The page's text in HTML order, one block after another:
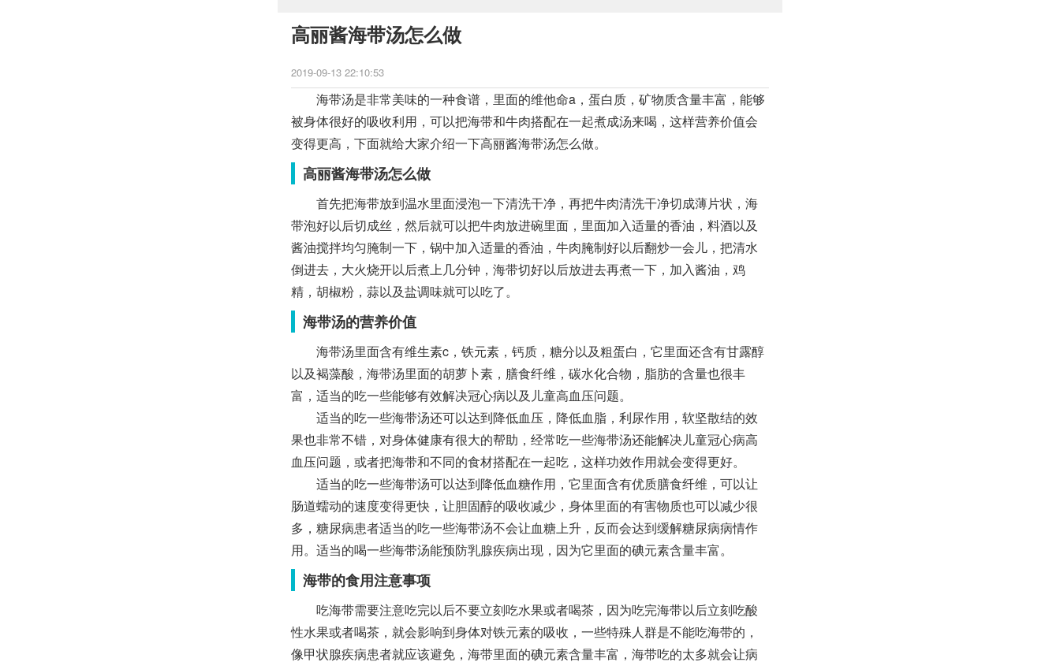
高丽酱海带汤怎么做
2019-09-13 22:10:53
海带汤是非常美味的一种食谱，里面的维他命a，蛋白质，矿物质含量丰富，能够
被身体很好的吸收利用，可以把海带和牛肉搭配在一起煮成汤来喝，这样营养价值会
变得更高，下面就给大家介绍一下高丽酱海带汤怎么做。
高丽酱海带汤怎么做
首先把海带放到温水里面浸泡一下清洗干净，再把牛肉清洗干净切成薄片状，海
带泡好以后切成丝，然后就可以把牛肉放进碗里面，里面加入适量的香油，料酒以及
酱油搅拌均匀腌制一下，锅中加入适量的香油，牛肉腌制好以后翻炒一会儿，把清水
倒进去，大火烧开以后煮上几分钟，海带切好以后放进去再煮一下，加入酱油，鸡
精，胡椒粉，蒜以及盐调味就可以吃了。
海带汤的营养价值
海带汤里面含有维生素c，铁元素，钙质，糖分以及粗蛋白，它里面还含有甘露醇
以及褐藻酸，海带汤里面的胡萝卜素，膳食纤维，碳水化合物，脂肪的含量也很丰
富，适当的吃一些能够有效解决冠心病以及儿童高血压问题。
适当的吃一些海带汤还可以达到降低血压，降低血脂，利尿作用，软坚散结的效
果也非常不错，对身体健康有很大的帮助，经常吃一些海带汤还能解决儿童冠心病高
血压问题，或者把海带和不同的食材搭配在一起吃，这样功效作用就会变得更好。
适当的吃一些海带汤可以达到降低血糖作用，它里面含有优质膳食纤维，可以让
肠道蠕动的速度变得更快，让胆固醇的吸收减少，身体里面的有害物质也可以减少很
多，糖尿病患者适当的吃一些海带汤不会让血糖上升，反而会达到缓解糖尿病病情作
用。适当的喝一些海带汤能预防乳腺疾病出现，因为它里面的碘元素含量丰富。
海带的食用注意事项
吃海带需要注意吃完以后不要立刻吃水果或者喝茶，因为吃完海带以后立刻吃酸
性水果或者喝茶，就会影响到身体对铁元素的吸收，一些特殊人群是不能吃海带的，
像甲状腺疾病患者就应该避免，海带里面的碘元素含量丰富，海带吃的太多就会让病